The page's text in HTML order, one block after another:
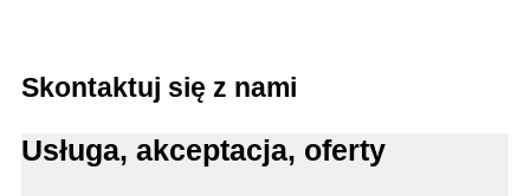
Skontaktuj się z nami
Usługa, akceptacja, oferty